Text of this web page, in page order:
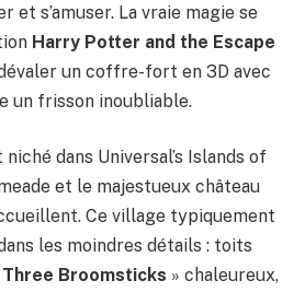
et s’amuser. La vraie magie se
Harry Potter and the Escape
un coffre-fort en 3D avec
un frisson inoubliable.
dans Universal’s Islands of
et le majestueux château
Ce village typiquement
les moindres détails : toits
Three Broomsticks » chaleureux,